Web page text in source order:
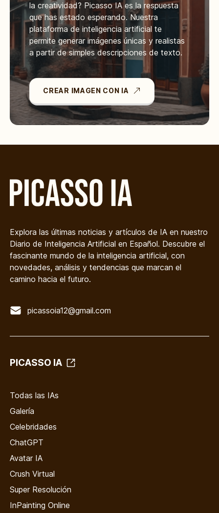
la creatividad? Picasso IA es la respuesta
que has estado esperando. Nuestra
plataforma de inteligencia artificial te
permite generar imágenes únicas y realistas
a partir de simples descripciones de texto.
CREAR IMAGEN CON IA
Explora las últimas noticias y artículos de IA en nuestro
Diario de Inteligencia Artificial en Español. Descubre el
fascinante mundo de la inteligencia artificial, con
novedades, análisis y tendencias que marcan el
camino hacia el futuro.
picassoia12@gmail.com
PICASSO IA
Todas las IAs
Galería
Celebridades
ChatGPT
Avatar IA
Crush Virtual
Super Resolución
InPainting Online